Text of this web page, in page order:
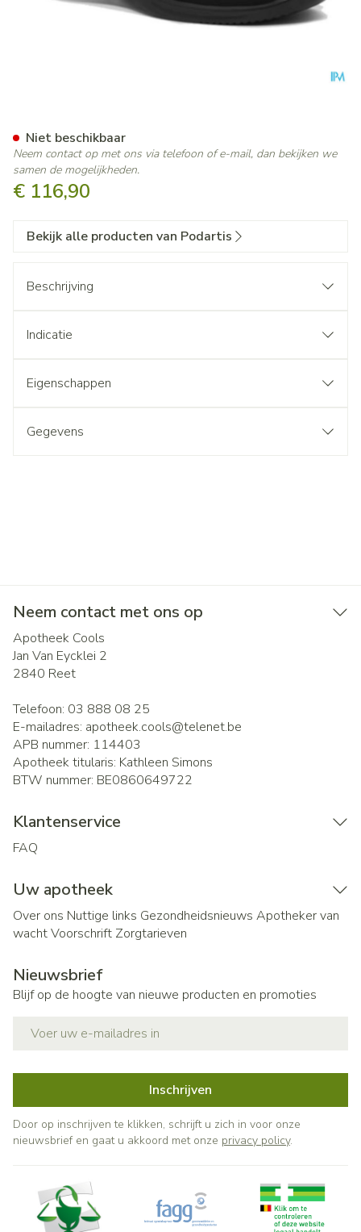
€ 116,90
Niet beschikbaar
Neem contact op met ons via telefoon of e-mail, dan bekijken we
samen de mogelijkheden.
Bekijk alle producten van Podartis
Beschrijving
Indicatie
Eigenschappen
Gegevens
Neem contact met ons op
Apotheek Cools
Jan Van Eycklei 2
2840 Reet
Telefoon: 03 888 08 25
E-mailadres: apotheek.cools@telenet.be
APB nummer: 114403
Apotheek titularis: Kathleen Simons
BTW nummer: BE0860649722
Klantenservice
FAQ
Uw apotheek
Over ons Nuttige links Gezondheidsnieuws Apotheker van
wachtVoorschrift Zorgtarieven
Nieuwsbrief
Blijf op de hoogte van nieuwe producten en promoties
Inschrijven
Door op inschrijven te klikken, schrijft u zich in voor onze
nieuwsbrief en gaat u akkoord met onze privacy policy.